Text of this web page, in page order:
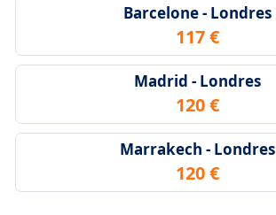
Barcelone - Londres
117 €
Madrid - Londres
120 €
Marrakech - Londres
120 €